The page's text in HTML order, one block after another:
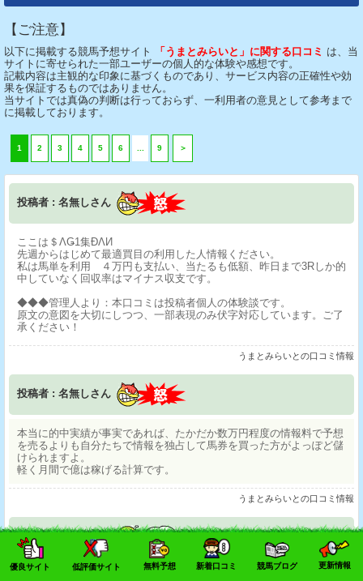
優良サイト 低評価サイト 無料予想 新着口コミ 競馬ブログ 更新情報
【ご注意】
以下に掲載する競馬予想サイト 「うまとみらいと」に関する口コミ は、当
サイトに寄せられた一部ユーザーの個人的な体験や感想です。
記載内容は主観的な印象に基づくものであり、サービス内容の正確性や効
果を保証するものではありません。
当サイトでは真偽の判断は行っておらず、一利用者の意見として参考まで
に掲載しております。
1 2 3 4 5 6 9 ＞
投稿者 : 名無しさん
ここは＄ΛǤ1集ÐΛИ
先週からはじめて最適買目の利用した人情報ください。
私は馬単を利用 ４万円も支払い、当たるも低額、昨日まで3Rしか的
中していなく回収率はマイナス収支です。
◆◆◆管理人より：本口コミは投稿者個人の体験談です。
原文の意図を大切にしつつ、一部表現のみ伏字対応しています。ご了
承ください！
うまとみらいとの口コミ情報
投稿者 : 名無しさん
本当に的中実績が事実であれば、たかだか数万円程度の情報料で予想
を売るよりも自分たちで情報を独占して馬券を買った方がよっぽど儲
けられますよ。
軽く月間で億は稼げる計算です。
うまとみらいとの口コミ情報
投稿者 : 名無しさん